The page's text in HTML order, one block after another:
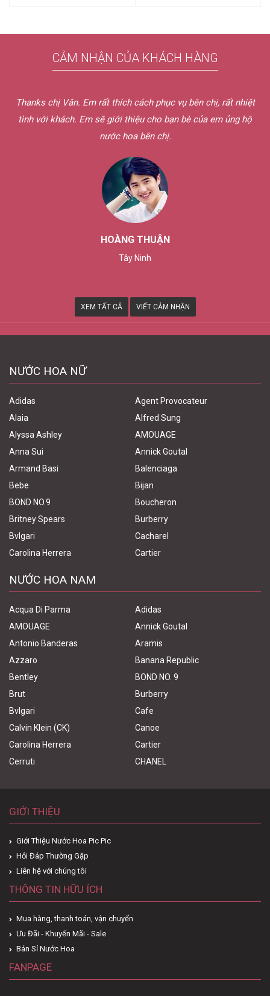
CẢM NHẬN CỦA KHÁCH HÀNG
Thanks chị Vân. Em rất thích cách phục vụ bên chị, rất nhiệt
tình với khách. Em sẽ giới thiệu cho bạn bè của em ủng hộ
nước hoa bên chị.
HOÀNG THUẬN
Tây Ninh
XEM TẤT CẢ VIẾT CẢM NHẬN
NƯỚC HOA NỮ
Adidas
Agent Provocateur
Alaia
Alfred Sung
Alyssa Ashley
AMOUAGE
Anna Sui
Annick Goutal
Armand Basi
Balenciaga
Bebe
Bijan
BOND NO.9
Boucheron
Britney Spears
Burberry
Bvlgari
Cacharel
Carolina Herrera
Cartier
NƯỚC HOA NAM
Acqua Di Parma
Adidas
AMOUAGE
Annick Goutal
Antonio Banderas
Aramis
Azzaro
Banana Republic
Bentley
BOND NO. 9
Brut
Burberry
Bvlgari
Cafe
Calvin Klein (CK)
Canoe
Carolina Herrera
Cartier
Cerruti
CHANEL
GIỚI THIỆU
Giới Thiệu Nước Hoa Pic Pic
Hỏi Đáp Thường Gặp
Liên hệ với chúng tôi
THÔNG TIN HỮU ÍCH
Mua hàng, thanh toán, vận chuyển
Ưu Đãi - Khuyến Mãi - Sale
Bán Sỉ Nước Hoa
FANPAGE